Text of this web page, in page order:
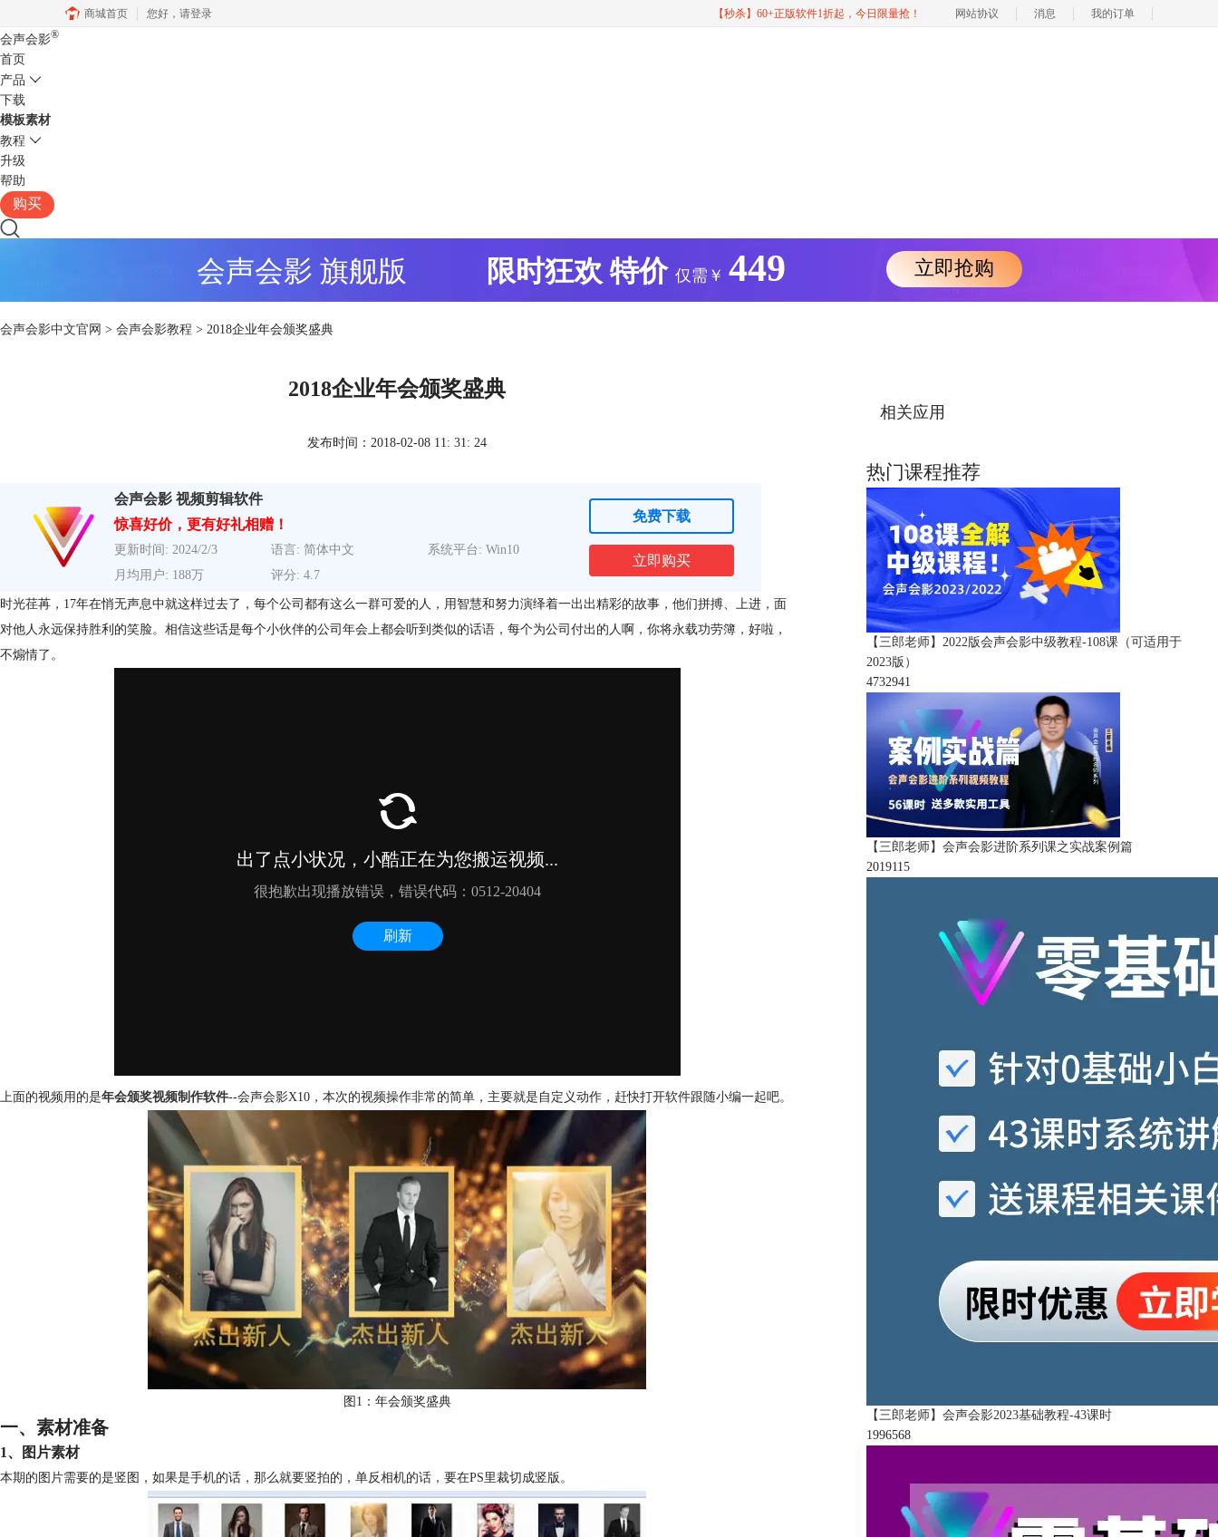
商城首页 您好， 请登录 【秒杀】60+正版软件1折起，今日限量抢！ 网站协议 消息 我的订单
会声会影®
首页
产品
下载
模板素材
教程
升级
帮助
购买
会声会影 旗舰版 限时狂欢 特价 仅需￥ 449 立即抢购
会声会影中文官网 > 会声会影教程 > 2018企业年会颁奖盛典
2018企业年会颁奖盛典
发布时间：2018-02-08 11: 31: 24
会声会影 视频剪辑软件
惊喜好价，更有好礼相赠！
更新时间: 2024/2/3 语言: 简体中文
系统平台: Win10
月均用户: 188万
评分: 4.7
免费下载
立即购买
时光荏苒，17年在悄无声息中就这样过去了，每个公司都有这么一群可爱的人，用智慧和努力演绎着一出出精彩的故事，他们拼搏、上进，面
对他人永远保持胜利的笑脸。相信这些话是每个小伙伴的公司年会上都会听到类似的话语，每个为公司付出的人啊，你将永载功劳簿，好啦，
不煽情了。
上面的视频用的是年会颁奖视频制作软件--会声会影X10，本次的视频操作非常的简单，主要就是自定义动作，赶快打开软件跟随小编一起吧。
图1：年会颁奖盛典
一、素材准备
1、图片素材
本期的图片需要的是竖图，如果是手机的话，那么就要竖拍的，单反相机的话，要在PS里裁切成竖版。
相关应用
热门课程推荐
【三郎老师】2022版会声会影中级教程-108课（可适用于
2023版）
4732941
【三郎老师】会声会影进阶系列课之实战案例篇
2019115
【三郎老师】会声会影2023基础教程-43课时
1996568